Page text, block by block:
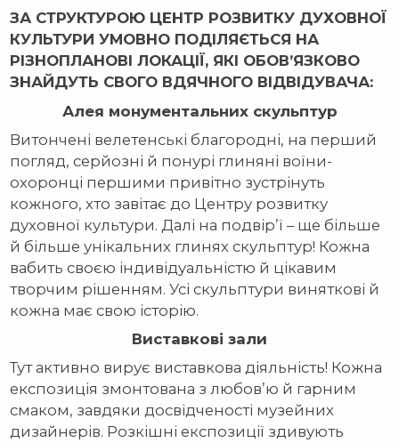
ЗА СТРУКТУРОЮ ЦЕНТР РОЗВИТКУ ДУХОВНОЇ
КУЛЬТУРИ УМОВНО ПОДІЛЯЄТЬСЯ НА
РІЗНОПЛАНОВІ ЛОКАЦІЇ, ЯКІ ОБОВ’ЯЗКОВО
ЗНАЙДУТЬ СВОГО ВДЯЧНОГО ВІДВІДУВАЧА:
Алея монументальних скульптур
Витончені велетенські благородні, на перший
погляд, серйозні й понурі глиняні воїни-
охоронці першими привітно зустрінуть
кожного, хто завітає до Центру розвитку
духовної культури. Далі на подвір’ї – ще більше
й більше унікальних глинях скульптур! Кожна
вабить своєю індивідуальністю й цікавим
творчим рішенням. Усі скульптури виняткові й
кожна має свою історію.
Виставкові зали
Тут активно вирує виставкова діяльність! Кожна
експозиція змонтована з любов’ю й гарним
смаком, завдяки досвідченості музейних
дизайнерів. Розкішні експозиції здивують